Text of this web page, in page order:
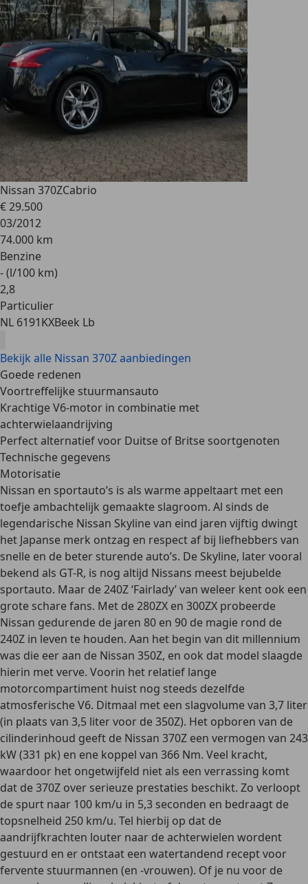
Nissan 370ZCabrio
€ 29.500
03/2012
74.000 km
Benzine
- (l/100 km)
2,8
Particulier
NL 6191KXBeek Lb
Bekijk alle Nissan 370Z aanbiedingen
Goede redenen
Voortreffelijke stuurmansauto
Krachtige V6-motor in combinatie met
achterwielaandrijving
Perfect alternatief voor Duitse of Britse soortgenoten
Technische gegevens
Motorisatie
Nissan en sportauto’s is als warme appeltaart met een
toefje ambachtelijk gemaakte slagroom. Al sinds de
legendarische Nissan Skylinevan eind jaren vijftig dwingt
het Japanse merk ontzag en respect af bij liefhebbers van
snelle en de beter sturende auto’s. De Skyline, later vooral
bekend als GT-R, is nog altijd Nissans meest bejubelde
sportauto. Maar de240Z ‘Fairlady’van weleer kent ook een
grote schare fans. Met de280ZX en 300ZX probeerde
Nissan gedurende de jaren 80 en 90 de magie rond de
240Z in leven te houden. Aan het begin van dit millennium
was die eer aan de Nissan 350Z, en ook dat model slaagde
hierin met verve. Voorin het relatief lange
motorcompartiment huist nog steeds dezelfde
atmosferische V6. Ditmaal met een slagvolume van 3,7 liter
(in plaats van 3,5 liter voor de 350Z). Het opboren van de
cilinderinhoud geeft de Nissan 370Z een vermogen van 243
kW (331 pk) en ene koppel van 366 Nm. Veel kracht,
waardoor het ongetwijfeld niet als een verrassing komt
dat de 370Z over serieuze prestaties beschikt. Zo verloopt
de spurt naar 100 km/u in 5,3 seconden en bedraagt de
topsnelheid 250 km/u. Tel hierbij op dat de
aandrijfkrachten louter naar de achterwielen wordent
gestuurd en er ontstaat een watertandend recept voor
fervente stuurmannen (en -vrouwen). Of je nu voor de